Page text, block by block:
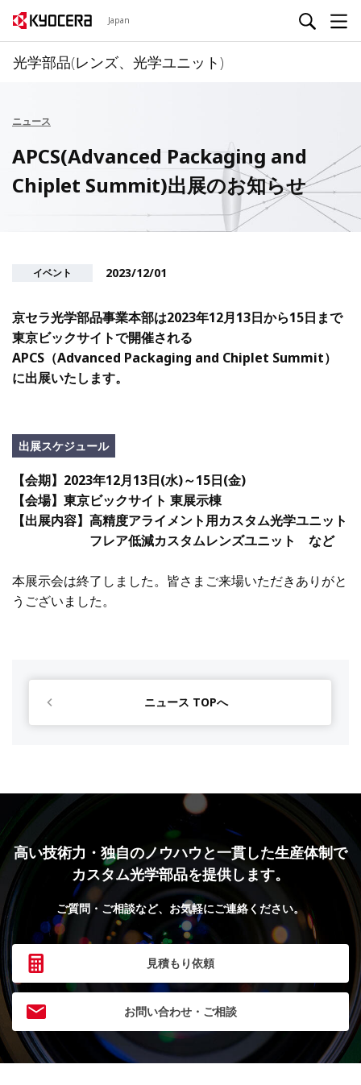
Japan
光学部品(レンズ、光学ユニット)
ニュース
APCS(Advanced Packaging and
Chiplet Summit)出展のお知らせ
イベント 2023/12/01
京セラ光学部品事業本部は2023年12月13日から15日まで
東京ビックサイトで開催される
APCS（Advanced Packaging and Chiplet Summit）
に出展いたします。
出展スケジュール
【会期】2023年12月13日(水)～15日(金)
【会場】東京ビックサイト 東展示棟
【出展内容】高精度アライメント用カスタム光学ユニット
フレア低減カスタムレンズユニット など
本展示会は終了しました。皆さまご来場いただきありがと
うございました。
ニュース TOPへ
高い技術力・独自のノウハウと一貫した生産体制で
カスタム光学部品を提供します。
ご質問・ご相談など、お気軽にご連絡ください。
見積もり依頼
お問い合わせ・ご相談